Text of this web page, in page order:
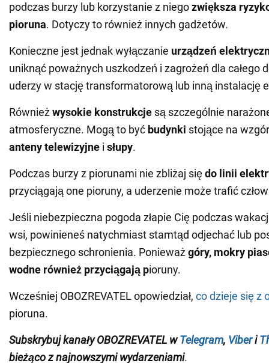
podczas burzy lub korzystanie z niegozwiększa
pioruna. Dotyczy to również innych gadżetów.
Konieczne jest jednak wyłączanie urządzeń
uniknąć poważnych uszkodzeń i zagrożeń dla całego
uderzy w stację transformatorową lub inną instalację
Równieżwysokie konstrukcje są szczególnie
atmosferyczne. Mogą to być budynki stojące na
anteny telewizyjne i słupy.
Podczas burzy z piorunami nie zbliżaj siędo linii
przyciągają one pioruny, a uderzenie może trafić
Jeśli niebezpieczna pogoda złapie Cię podczas
wsi, powinieneś natychmiast stamtąd odjechać lub
bezpiecznego schronienia. Ponieważgóry, mokry
wodne również przyciągają pioruny.
Wcześniej OBOZREVATEL opowiedział, co dzieje się z
pioruna.
Subskrybuj kanały OBOZREVATEL w Telegram, Viberi
bieżąco z najnowszymi wydarzeniami.